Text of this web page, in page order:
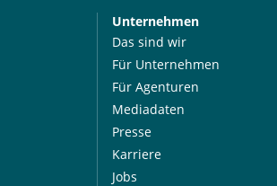
Unternehmen
Das sind wir
Für Unternehmen
Für Agenturen
Mediadaten
Presse
Karriere
Jobs